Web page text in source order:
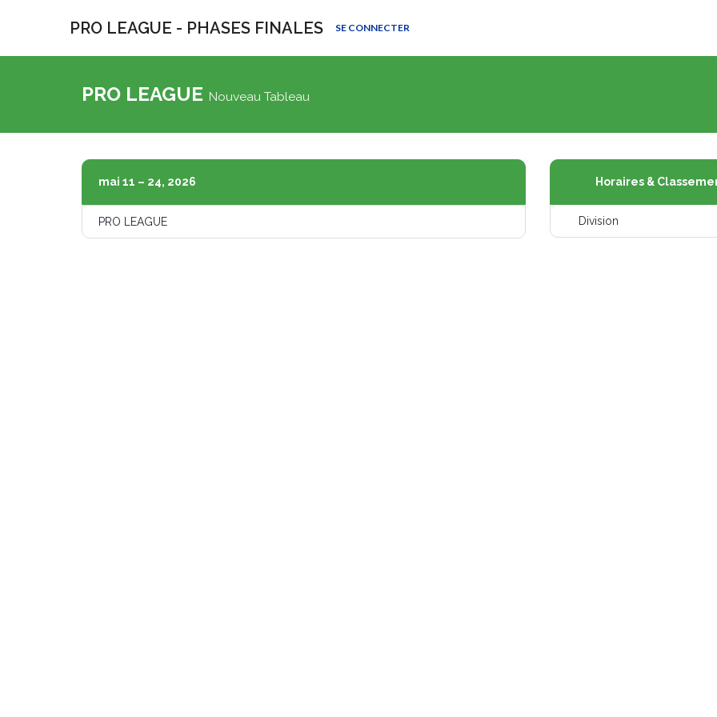
PRO LEAGUE - PHASES FINALES SE CONNECTER
PRO LEAGUE Nouveau Tableau
mai 11 – 24, 2026
PRO LEAGUE
Horaires &
Division